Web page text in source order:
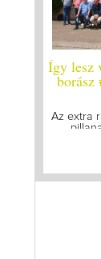
Így lesz